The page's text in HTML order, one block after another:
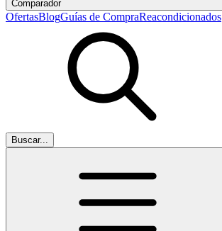
Comparador
OfertasBlogGuías de CompraReacondicionados
Buscar...